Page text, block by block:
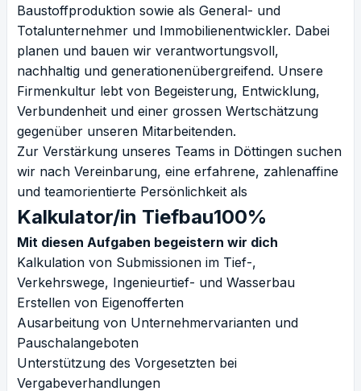
Baustoffproduktion sowie als General- und
Totalunternehmer und Immobilienentwickler. Dabei
planen und bauen wir verantwortungsvoll,
nachhaltig und generationenübergreifend. Unsere
Firmenkultur lebt von Begeisterung, Entwicklung,
Verbundenheit und einer grossen Wertschätzung
gegenüber unseren Mitarbeitenden.
Zur Verstärkung unseres Teams in Döttingen suchen
wir nach Vereinbarung, eine erfahrene, zahlenaffine
und teamorientierte Persönlichkeit als
Kalkulator/in Tiefbau100%
Mit diesen Aufgaben begeistern wir dich
Kalkulation von Submissionen im Tief-,
Verkehrswege, Ingenieurtief- und Wasserbau
Erstellen von Eigenofferten
Ausarbeitung von Unternehmervarianten und
Pauschalangeboten
Unterstützung des Vorgesetzten bei
Vergabeverhandlungen